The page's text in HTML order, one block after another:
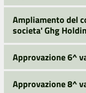
Ampliamento del
societa' Ghg
Approvazione 6^
Approvazione 8^